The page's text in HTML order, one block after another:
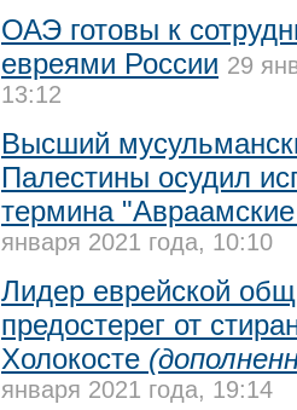
ОАЭ готовы к
евреями России 29
13:12
Высший
Палестины осудил
термина
января 2021 года, 10:10
Лидер еврейской
предостерег от
Холокосте
января 2021 года, 19:14